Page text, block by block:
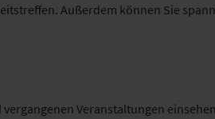
Außerdem können Sie
Veranstaltungen